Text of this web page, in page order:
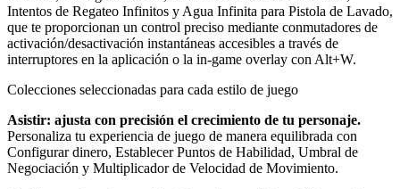
Intentos de Regateo Infinitos y Agua Infinita para Pistola de Lavado,
que te proporcionan un control preciso mediante conmutadores de
activación/desactivación instantáneas accesibles a través de
interruptores en la aplicación o la in-game overlay con Alt+W.
Colecciones seleccionadas para cada estilo de juego
Asistir: ajusta con precisión el crecimiento de tu personaje.
Personaliza tu experiencia de juego de manera equilibrada con
Configurar dinero, Establecer Puntos de Habilidad, Umbral de
Negociación y Multiplicador de Velocidad de Movimiento.